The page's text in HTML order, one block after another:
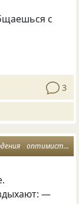
с
3
оптимисты
—